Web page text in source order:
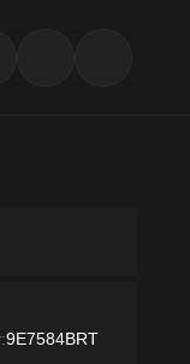
9E7584BRT